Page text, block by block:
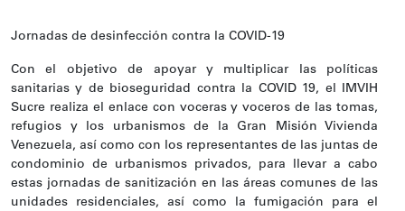
Jornadas de desinfección contra la COVID-19
Con el objetivo de apoyar y multiplicar las políticas
sanitarias y de bioseguridad contra la COVID 19, el IMVIH
Sucre realiza el enlace con voceras y voceros de las tomas,
refugios y los urbanismos de la Gran Misión Vivienda
Venezuela, así como con los representantes de las juntas de
condominio de urbanismos privados, para llevar a cabo
estas jornadas de sanitización en las áreas comunes de las
unidades residenciales, así como la fumigación para el